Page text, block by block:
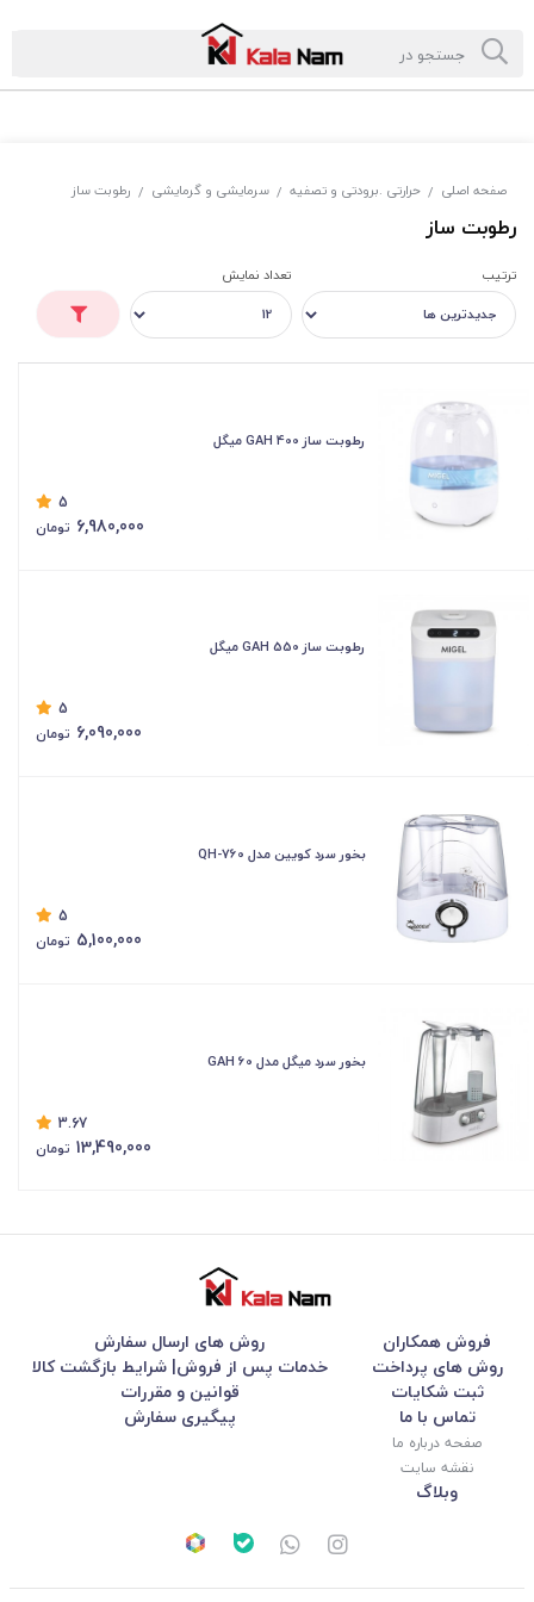
صفحه اصلی / حرارتی .برودتی و تصفیه / سرمایشی و گرمایشی / رطوبت ساز
رطوبت ساز
ترتیب تعداد نمایش
رطوبت ساز GAH 400 میگل
5
6,980,000 تومان
رطوبت ساز GAH 550 میگل
5
6,090,000 تومان
بخور سرد کویین مدل QH-760
5
5,100,000 تومان
بخور سرد میگل مدل GAH 60
3.67
13,490,000 تومان
فروش همکاران
روش های ارسال سفارش
روش های پرداخت
خدمات پس از فروش| شرایط بازگشت کالا
ثبت شکایات
قوانین و مقررات
تماس با ما
صفحه درباره ما
نقشه سایت
پیگیری سفارش
وبلاگ